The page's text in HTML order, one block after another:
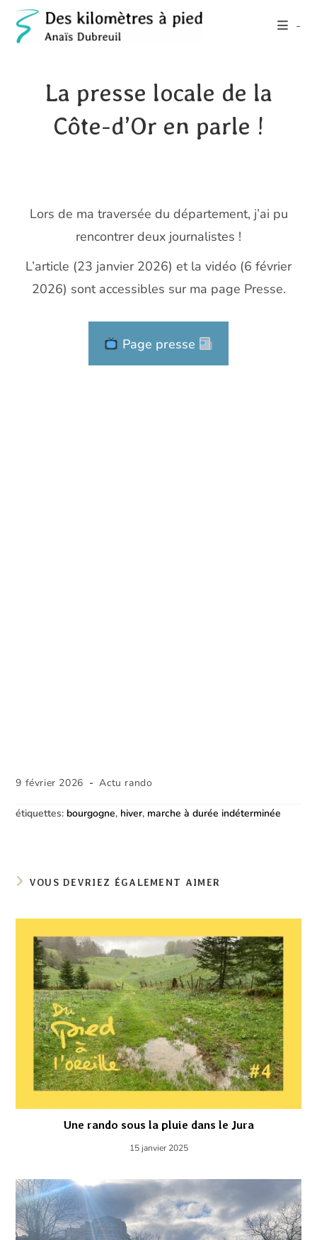
Skip
content
-
La presse locale de la
Côte-d’Or en parle !
Lors de ma traversée du département, j’ai pu
rencontrer deux journalistes !
L’article (23 janvier 2026) et la vidéo (6 février
2026) sont accessibles sur ma page Presse.
Page presse
Publication
9 février 2026
Post
Actu rando
étiquettes: bourgogne, hiver, marche à durée indéterminée
VOUS DEVRIEZ ÉGALEMENT AIMER
Une rando sous la pluie dans le Jura
15 janvier 2025